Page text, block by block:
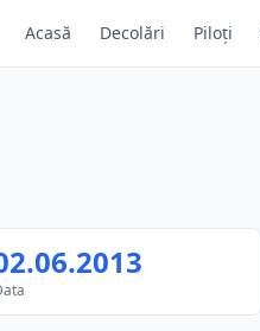
Acasă Decolări Piloți